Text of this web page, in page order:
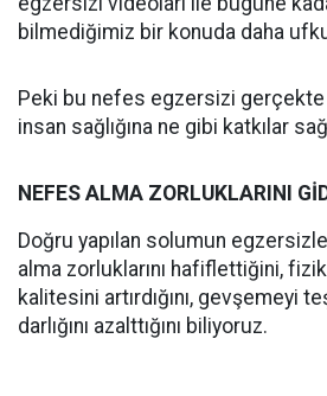
bilmediğimiz bir konuda daha
Peki bu nefes egzersizi gerçekte
insan sağlığına ne gibi katkılar
NEFES ALMA ZORLUKLARINI
Doğru yapılan solumun
alma zorluklarını hafiflettiğini,
kalitesini artırdığını, gevşemeyi
darlığını azalttığını biliyoruz.